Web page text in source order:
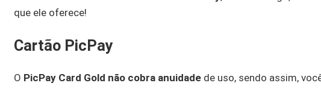
que ele oferece!
Cartão PicPay
O PicPay Card Gold não cobra anuidade de uso, sendo assim,